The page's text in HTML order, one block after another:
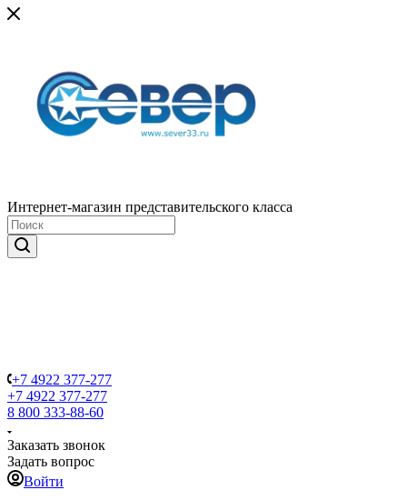
Интернет-магазин представительского класса
+7 4922 377-277
+7 4922 377-277
8 800 333-88-60
Заказать звонок
Задать вопрос
Войти